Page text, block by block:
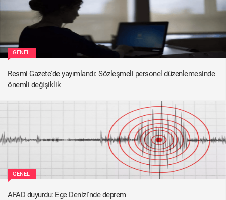
GENEL
Resmi Gazete'de yayımlandı: Sözleşmeli personel düzenlemesinde
önemli değişiklik
GENEL
AFAD duyurdu: Ege Denizi'nde deprem